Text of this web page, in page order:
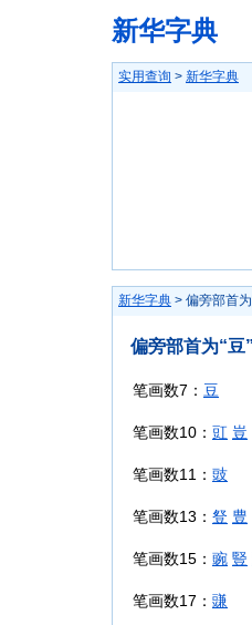
新华字典
实用查询 > 新华字典
新华字典 > 偏旁部首
偏旁部首为“豆
笔画数7： 豆
笔画数10： 豇 豈
笔画数11： 豉
笔画数13： 豋 豊
笔画数15： 豌 豎
笔画数17： 豏